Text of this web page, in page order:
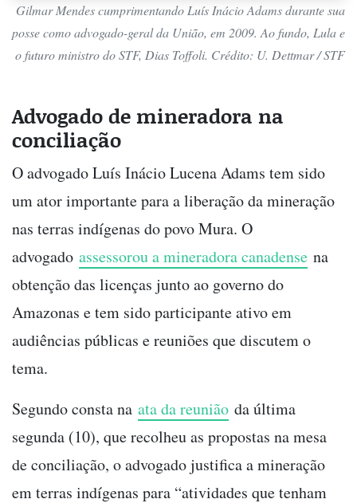
Gilmar Mendes cumprimentando Luís Inácio Adams durante sua
posse como advogado-geral da União, em 2009. Ao fundo, Lula e
o futuro ministro do STF, Dias Toffoli. Crédito: U. Dettmar / STF
Advogado de mineradora na
conciliação
O advogado Luís Inácio Lucena Adams tem sido
um ator importante para a liberação da mineração
nas terras indígenas do povo Mura. O
advogado assessorou a mineradora canadense na
obtenção das licenças junto ao governo do
Amazonas e tem sido participante ativo em
audiências públicas e reuniões que discutem o
tema.
Segundo consta na ata da reunião da última
segunda (10), que recolheu as propostas na mesa
de conciliação, o advogado justifica a mineração
em terras indígenas para “atividades que tenham